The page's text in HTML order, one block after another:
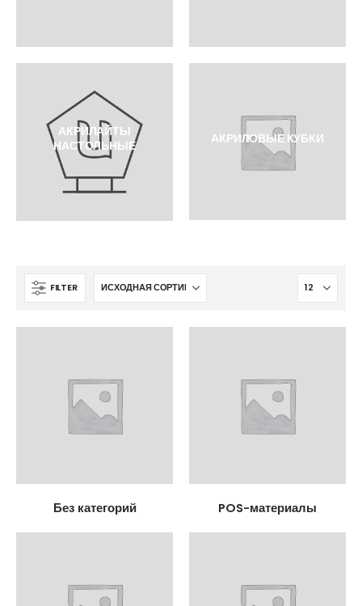
АКРИЛАЙТЫ
НАСТОЛЬНЫЕ
АКРИЛОВЫЕ КУБКИ
FILTER
Без категорий POS-материалы